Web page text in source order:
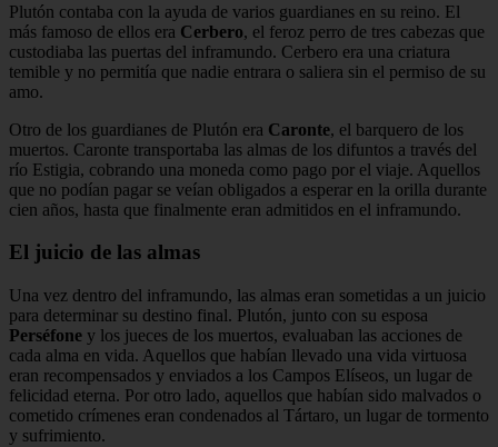
Plutón contaba con la ayuda de varios guardianes en su reino. El
más famoso de ellos era Cerbero, el feroz perro de tres cabezas que
custodiaba las puertas del inframundo. Cerbero era una criatura
temible y no permitía que nadie entrara o saliera sin el permiso de su
amo.
Otro de los guardianes de Plutón era Caronte, el barquero de los
muertos. Caronte transportaba las almas de los difuntos a través del
río Estigia, cobrando una moneda como pago por el viaje. Aquellos
que no podían pagar se veían obligados a esperar en la orilla durante
cien años, hasta que finalmente eran admitidos en el inframundo.
El juicio de las almas
Una vez dentro del inframundo, las almas eran sometidas a un juicio
para determinar su destino final. Plutón, junto con su esposa
Perséfone y los jueces de los muertos, evaluaban las acciones de
cada alma en vida. Aquellos que habían llevado una vida virtuosa
eran recompensados y enviados a los Campos Elíseos, un lugar de
felicidad eterna. Por otro lado, aquellos que habían sido malvados o
cometido crímenes eran condenados al Tártaro, un lugar de tormento
y sufrimiento.